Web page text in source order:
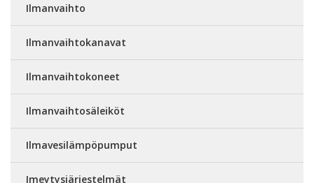
Ilmanvaihto
Ilmanvaihtokanavat
Ilmanvaihtokoneet
Ilmanvaihtosäleiköt
Ilmavesilämpöpumput
Imeytysjärjestelmät